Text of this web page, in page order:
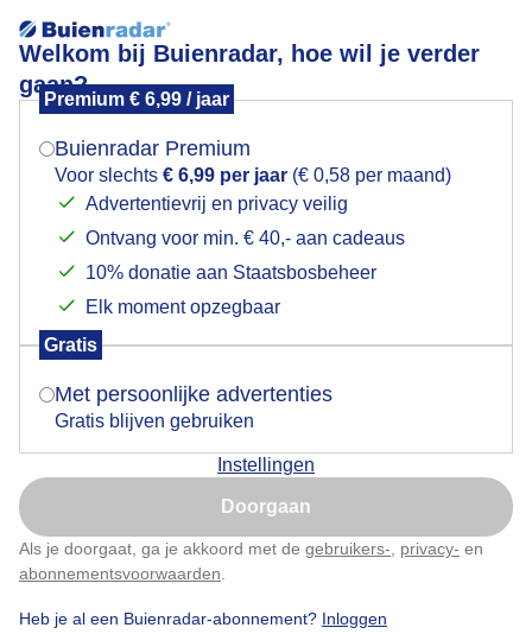
Welkom bij Buienradar, hoe wil je verder
gaan?
Premium € 6,99 / jaar
Buienradar Premium
Voor slechts € 6,99 per jaar (€ 0,58 per maand)
Advertentievrij en privacy veilig
Ontvang voor min. € 40,- aan cadeaus
10% donatie aan Staatsbosbeheer
Elk moment opzegbaar
Gratis
Met persoonlijke advertenties
Gratis blijven gebruiken
Instellingen
Doorgaan
Als je doorgaat, ga je akkoord met de gebruikers- privacy- en
abonnementsvoorwaarden
Heb je al een Buienradar-abonnement? Inloggen
Moedernatuur!
Door: Nely V Frankenhuijzen Gemaakt: 10-05-2026, 24x bekeken
Mogen we je locatie gebruiken voor het
Indien je hier nog geen akkoord op hebt gegeven,
verschijnt er zo een pop-up uit je browser waarin
Is goed, toon de popup
Nu niet, misschien later
Klik hierom dit aan te passen